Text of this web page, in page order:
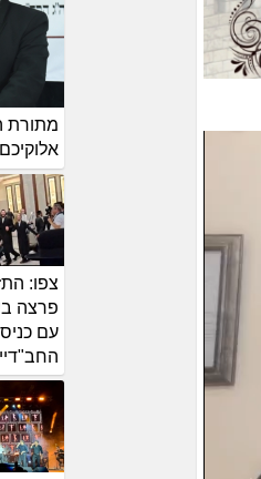
מתורת
צפו:
פרצה
עם